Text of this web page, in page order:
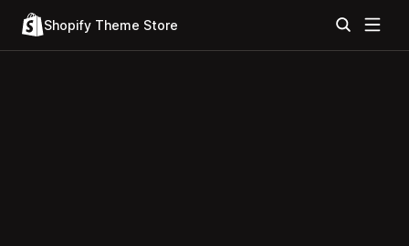
Shopify Theme Store